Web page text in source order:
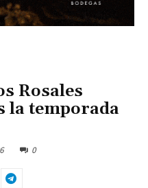
Rosales
la temporada
0